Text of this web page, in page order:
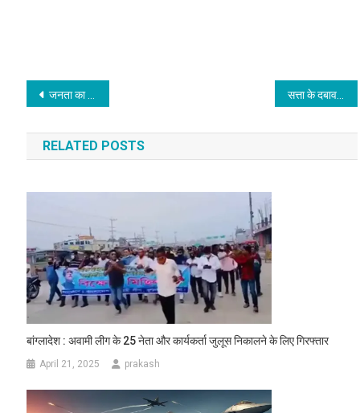
Post
navigation
जनता का मताधिकार और संविधान खतरे में है : दीपांकर भट्टाचार्य
RELATED POSTS
बांग्लादेश : अवामी लीग के 25 नेता और कार्यकर्ता जुलूस निकालने के लिए गिरफ्तार
April 21, 2025 prakash